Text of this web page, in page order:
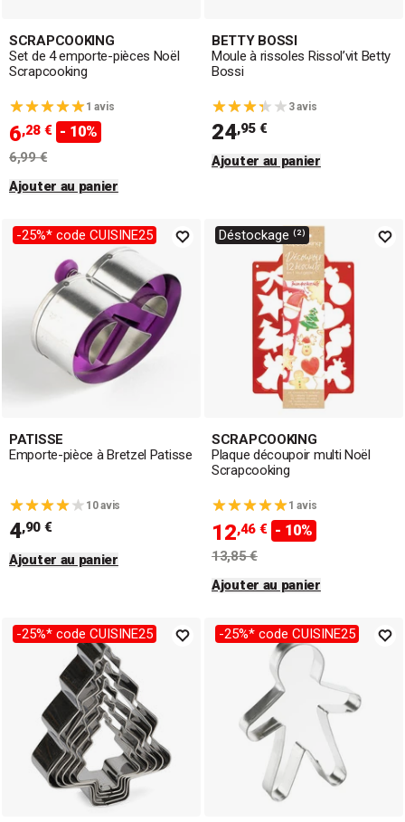
SCRAPCOOKING
Set de 4 emporte-pièces Noël
Scrapcooking
1 avis
6,28 € - 10%
6,99 €
Ajouter au panier
BETTY BOSSI
Moule à rissoles Rissol’vit Betty
Bossi
3 avis
24,95 €
Ajouter au panier
-25%* code CUISINE25
PATISSE
Emporte-pièce à Bretzel Patisse
10 avis
4,90 €
Ajouter au panier
Déstockage ⁽²⁾
SCRAPCOOKING
Plaque découpoir multi Noël
Scrapcooking
1 avis
12,46 € - 10%
13,85 €
Ajouter au panier
-25%* code CUISINE25 -25%* code CUISINE25